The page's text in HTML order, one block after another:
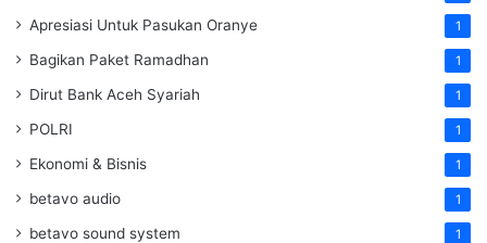
Apresiasi Untuk Pasukan Oranye 1
Bagikan Paket Ramadhan 1
Dirut Bank Aceh Syariah 1
POLRI 1
Ekonomi & Bisnis 1
betavo audio 1
betavo sound system 1